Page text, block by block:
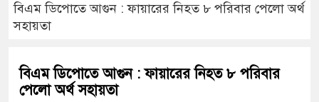
বিএম ডিপোতে আগুন : ফায়ারের নিহত ৮ পরিবার পেলো অর্থ
সহায়তা
বিএম ডিপোতে আগুন : ফায়ারের নিহত ৮ পরিবার
পেলো অর্থ সহায়তা